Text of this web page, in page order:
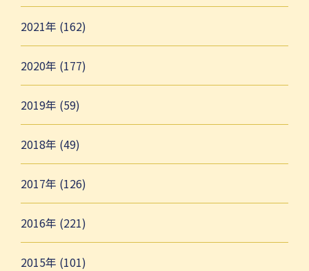
2021年 (162)
2020年 (177)
2019年 (59)
2018年 (49)
2017年 (126)
2016年 (221)
2015年 (101)